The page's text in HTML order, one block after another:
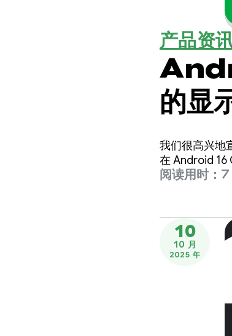
产品资
的显
我们很高兴地
在 Android 16
阅读用时：
10
10 月
2025 年